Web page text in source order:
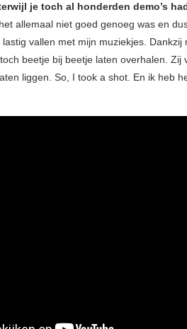
je toch al honderden demo’s
allemaal niet goed genoeg was en
vallen met mijn muziekjes.
beetje bij beetje laten overhalen.
liggen. So, I took a shot. En ik heb